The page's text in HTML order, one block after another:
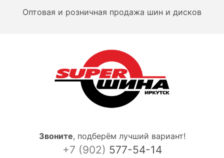
Оптовая и розничная продажа шин и дисков
Звоните, подберём лучший вариант!
+7 (902) 577-54-14